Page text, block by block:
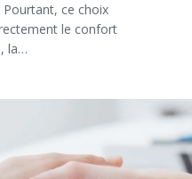
Pourtant, ce choix
le confort
la…